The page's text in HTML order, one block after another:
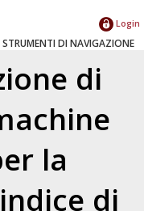
Login
STRUMENTI DI NAVIGAZIONE
di
la
di